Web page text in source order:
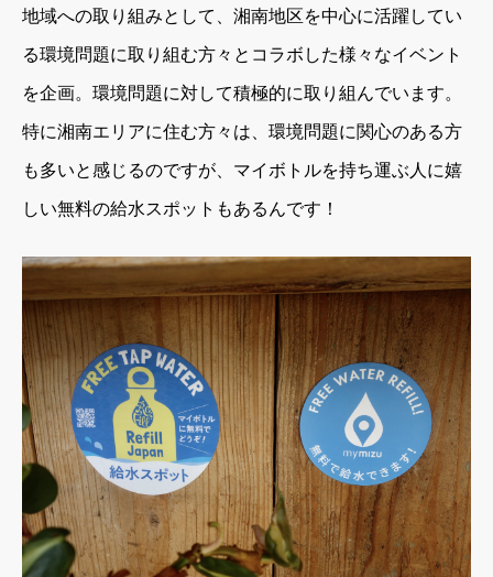
地域への取り組みとして、湘南地区を中心に活躍してい
る環境問題に取り組む方々とコラボした様々なイベント
を企画。環境問題に対して積極的に取り組んでいます。
特に湘南エリアに住む方々は、環境問題に関心のある方
も多いと感じるのですが、マイボトルを持ち運ぶ人に嬉
しい無料の給水スポットもあるんです！